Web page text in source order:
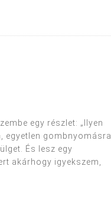
egy részlet: „Ilyen
egyetlen gombnyomásra
És lesz egy
akárhogy igyekszem,